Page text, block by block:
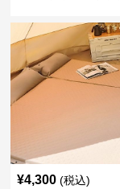
¥4,300 (税込)